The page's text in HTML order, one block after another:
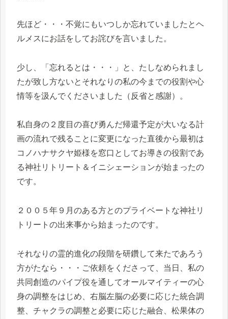
先ほど・・・不覚にもいつしか忘れていましたとヘ
ルメスにお話をしてお詫びを言いました。
少し、「忘れるとは・・・」と、たしなめられまし
たが致し方ないとそれなりの私の今までの役割や心
情等を汲んでくださいました（反省と感謝）。
私自身の２度目の喜び勇んだ帰還予定が大いなる計
画の流れで残ることに変更になった直後から最初は
コノハナサクヤ姫様を窓口としてお導きの役割であ
る神社リトリート＆イニシェーションが始まったの
です。
２００５年９月のある方とのプライベートな神社リ
トリートの出来事から始まったのです。
それなりの霊的進化の段階を研鑽して来たであろう
方がたなら・・・ご依頼をくださって、当日、私の
共同創造のパイプ役を通してオールマイティーの心
身の調整をはじめ、右脳左脳の必要に応じた統合調
整、チャクラの調整と必要に応じた融合、松果体の